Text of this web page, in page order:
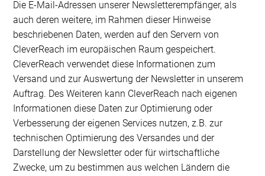
Die E-Mail-Adressen unserer Newsletterempfänger, als
auch deren weitere, im Rahmen dieser Hinweise
beschriebenen Daten, werden auf den Servern von
CleverReach im europäischen Raum gespeichert.
CleverReach verwendet diese Informationen zum
Versand und zur Auswertung der Newsletter in unserem
Auftrag. Des Weiteren kann CleverReach nach eigenen
Informationen diese Daten zur Optimierung oder
Verbesserung der eigenen Services nutzen, z.B. zur
technischen Optimierung des Versandes und der
Darstellung der Newsletter oder für wirtschaftliche
Zwecke, um zu bestimmen aus welchen Ländern die